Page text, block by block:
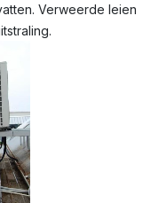
Verweerde leien